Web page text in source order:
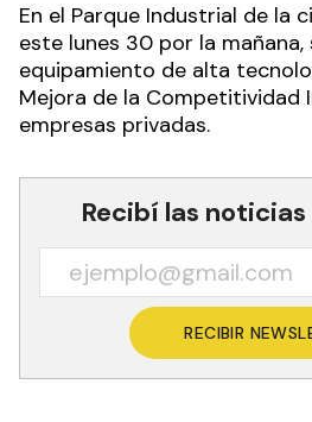
En el Parque Industrial de la
este lunes 30 por la
equipamiento de alta
Mejora de la Competitividad
empresas privadas.
Recibí las
RECIBIR